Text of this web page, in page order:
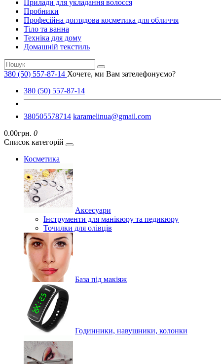
Прилади для укладання волосся
Пробники
Професійна доглядова косметика для обличчя
Тіло та ванна
Техніка для дому
Домашній текстиль
380 (50) 557-87-14 Хочете, ми Вам зателефонуємо?
380 (50) 557-87-14
380505578714 karamelinua@gmail.com
0.00грн. 0
Список категорій
Косметика
Аксесуари
Інструменти для манікюру та педикюру
Точилки для олівців
База під макіяж
Годинники, навушники, колонки